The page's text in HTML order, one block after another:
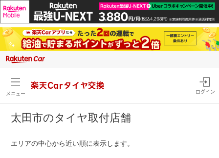
メニュー
楽天Carタイヤ交換
ログイン
太田市のタイヤ取付店舗
エリアの中心から近い順に表示します。